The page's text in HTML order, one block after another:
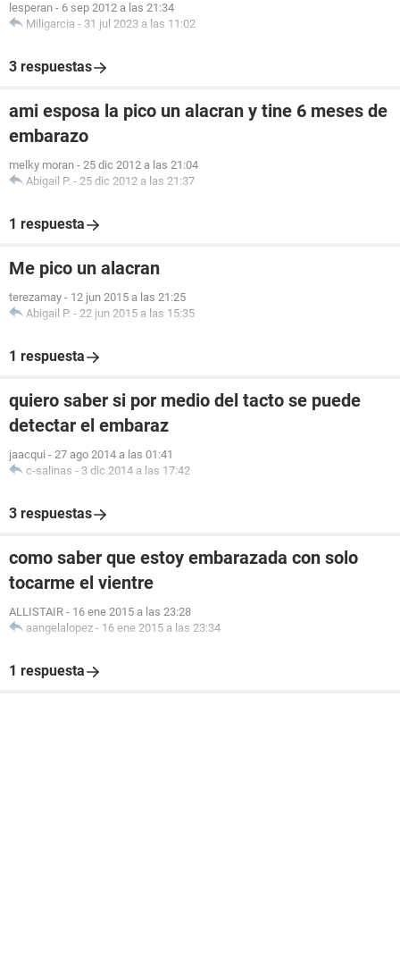
lesperan - 6 sep 2012 a las 21:34
Miligarcia - 31 jul 2023 a las 11:02
3 respuestas
ami esposa la pico un alacran y tine 6 meses de
embarazo
melky moran - 25 dic 2012 a las 21:04
Abigail P. - 25 dic 2012 a las 21:37
1 respuesta
Me pico un alacran
terezamay - 12 jun 2015 a las 21:25
Abigail P. - 22 jun 2015 a las 15:35
1 respuesta
quiero saber si por medio del tacto se puede
detectar el embaraz
jaacqui - 27 ago 2014 a las 01:41
c-salinas - 3 dic 2014 a las 17:42
3 respuestas
como saber que estoy embarazada con solo
tocarme el vientre
ALLISTAIR - 16 ene 2015 a las 23:28
aangelalopez - 16 ene 2015 a las 23:34
1 respuesta